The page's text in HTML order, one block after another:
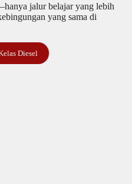
jalur belajar yang lebih
yang sama di
Diesel